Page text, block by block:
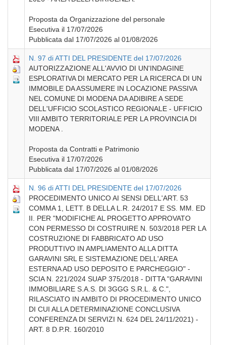
Proposta da Organizzazione del personale
Esecutiva il 17/07/2026
Pubblicata dal 17/07/2026 al 01/08/2026
N. 97 di ATTI DEL PRESIDENTE del 17/07/2026
AUTORIZZAZIONE ALL'AVVIO DI UN'INDAGINE
ESPLORATIVA DI MERCATO PER LA RICERCA DI UN
IMMOBILE DA ASSUMERE IN LOCAZIONE PASSIVA
NEL COMUNE DI MODENA DA ADIBIRE A SEDE
DELL'UFFICIO SCOLASTICO REGIONALE - UFFICIO
VIII AMBITO TERRITORIALE PER LA PROVINCIA DI
MODENA .
Proposta da Contratti e Patrimonio
Esecutiva il 17/07/2026
Pubblicata dal 17/07/2026 al 01/08/2026
N. 96 di ATTI DEL PRESIDENTE del 17/07/2026
PROCEDIMENTO UNICO AI SENSI DELL'ART. 53
COMMA 1, LETT. B DELLA L.R. 24/2017 E SS. MM. ED
II. PER "MODIFICHE AL PROGETTO APPROVATO
CON PERMESSO DI COSTRUIRE N. 503/2018 PER LA
COSTRUZIONE DI FABBRICATO AD USO
PRODUTTIVO IN AMPLIAMENTO ALLA DITTA
GARAVINI SRL E SISTEMAZIONE DELL'AREA
ESTERNA AD USO DEPOSITO E PARCHEGGIO" -
SCIA N. 221/2024 SUAP 375/2018 - DITTA "GARAVINI
IMMOBILIARE S.A.S. DI 3GGG S.R.L. & C.",
RILASCIATO IN AMBITO DI PROCEDIMENTO UNICO
DI CUI ALLA DETERMINAZIONE CONCLUSIVA
CONFERENZA DI SERVIZI N. 624 DEL 24/11/2021) -
ART. 8 D.P.R. 160/2010